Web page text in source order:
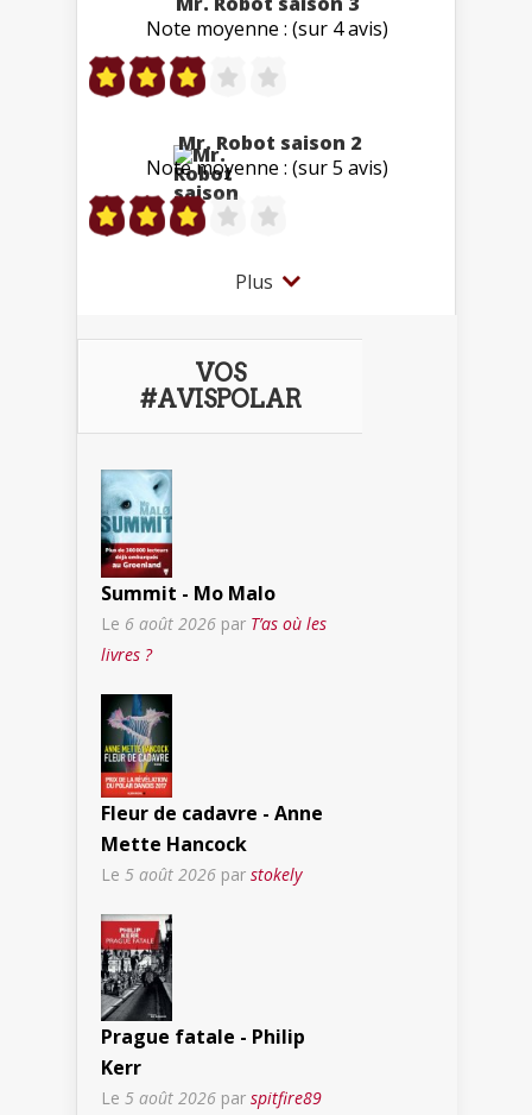
Note moyenne : (sur 4 avis)
Mr. Robot saison 2
Note moyenne : (sur 5 avis)
Plus
VOS
#AVISPOLAR
Summit - Mo Malo
Le 6 août 2026 par T’as où les
livres ?
Fleur de cadavre - Anne
Mette Hancock
Le 5 août 2026 par stokely
Prague fatale - Philip
Kerr
Le 5 août 2026 par spitfire89